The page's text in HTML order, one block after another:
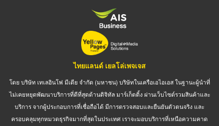
ไทยแลนด์ เยลโล่เพจเจส
โดย บริษัท เทเลอินโฟ มีเดีย จำกัด (มหาชน) บริษัทในเครือเอไอเอส ในฐานะผู้นำที่
ไม่เคยหยุดพัฒนาบริการที่ดีที่สุดด้านดิจิทัล มาร์เก็ตติ้ง ผ่านเว็บไซต์รวมสินค้าและ
บริการ จากผู้ประกอบการที่เชื่อถือได้ มีการตรวจสอบและยืนยันตัวตนจริง และ
ครอบคลุมทุกหมวดธุรกิจมากที่สุดในประเทศ เราจะมอบบริการที่เหนือความคาด